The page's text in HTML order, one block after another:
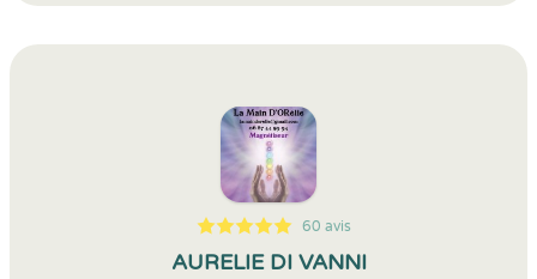
5
1
5
60 60 avis
AURELIE DI VANNI